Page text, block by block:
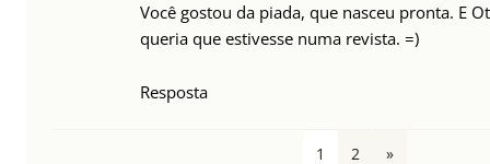
Você gostou da piada, que nasceu pronta. E
queria que estivesse numa revista. =)
Resposta
1 2 »